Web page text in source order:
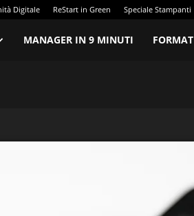
Digitale ReStart in Green Speciale Stampanti
MANAGER IN 9 MINUTI FORMAT